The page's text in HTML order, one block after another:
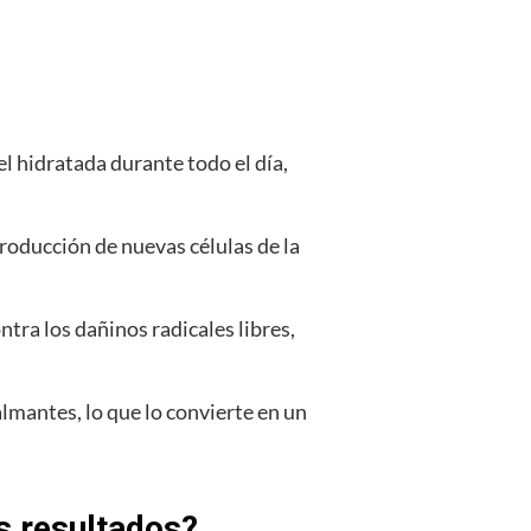
hidratada durante todo el día,
de nuevas células de la
los dañinos radicales libres,
lo que lo convierte en un